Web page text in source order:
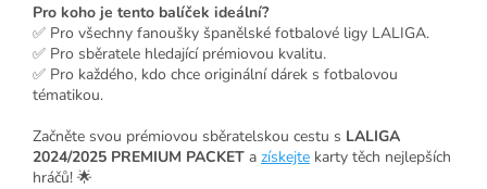
Pro koho je tento balíček ideální?
✅ Pro všechny fanoušky španělské fotbalové ligy LALIGA.
✅ Pro sběratele hledající prémiovou kvalitu.
✅ Pro každého, kdo chce originální dárek s fotbalovou
tématikou.
Začněte svou prémiovou sběratelskou cestu s LALIGA
2024/2025 PREMIUM PACKET a získejte karty těch nejlepších
hráčů! 🌟